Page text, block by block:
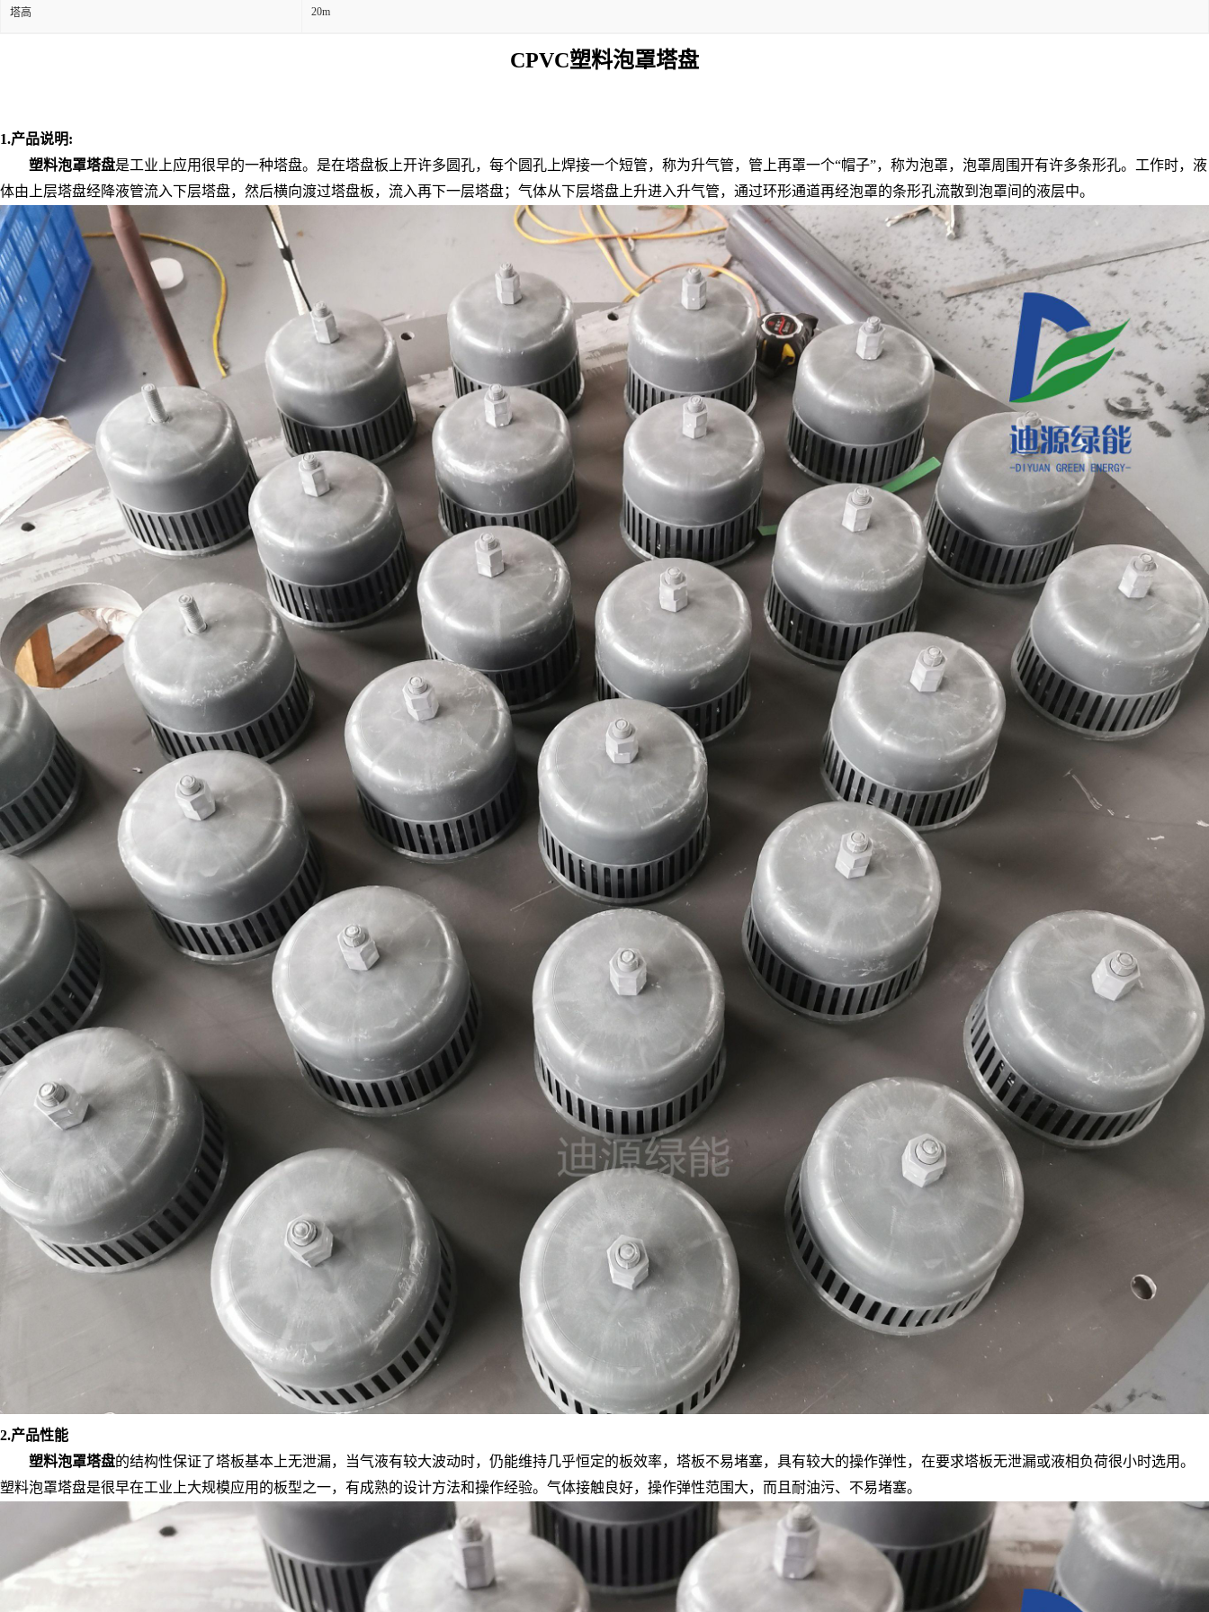
塔高 20m
CPVC塑料泡罩塔盘
1.产品说明:
塑料泡罩塔盘是工业上应用很早的一种塔盘。是在塔盘板上开许多圆孔，每个圆孔上焊接一个短管，称为升气管，管上再罩一个“帽子”，称为泡罩，泡罩周围开有许多条形孔。工作时，液
体由上层塔盘经降液管流入下层塔盘，然后横向渡过塔盘板，流入再下一层塔盘；气体从下层塔盘上升进入升气管，通过环形通道再经泡罩的条形孔流散到泡罩间的液层中。
2.产品性能
塑料泡罩塔盘的结构性保证了塔板基本上无泄漏，当气液有较大波动时，仍能维持几乎恒定的板效率，塔板不易堵塞，具有较大的操作弹性，在要求塔板无泄漏或液相负荷很小时选用。
塑料泡罩塔盘是很早在工业上大规模应用的板型之一，有成熟的设计方法和操作经验。气体接触良好，操作弹性范围大，而且耐油污、不易堵塞。